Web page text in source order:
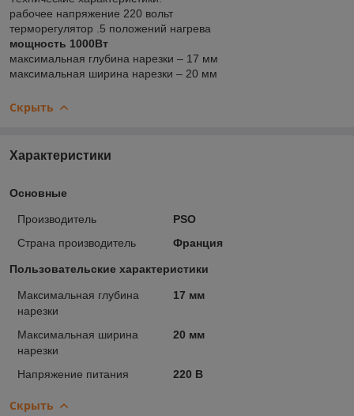
рабочее напряжение 220 вольт
терморегулятор .5 положений нагрева
мощность 1000Вт
максимальная глубина нарезки – 17 мм
максимальная ширина нарезки – 20 мм
Скрыть
Характеристики
Основные
Производитель
PSO
Страна производитель
Франция
Пользовательские характеристики
Максимальная глубина
нарезки
17 мм
Максимальная ширина
нарезки
20 мм
Напряжение питания 220 В
Скрыть